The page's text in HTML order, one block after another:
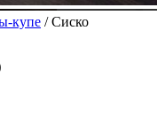
купе / Сиско